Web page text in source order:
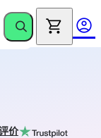
价